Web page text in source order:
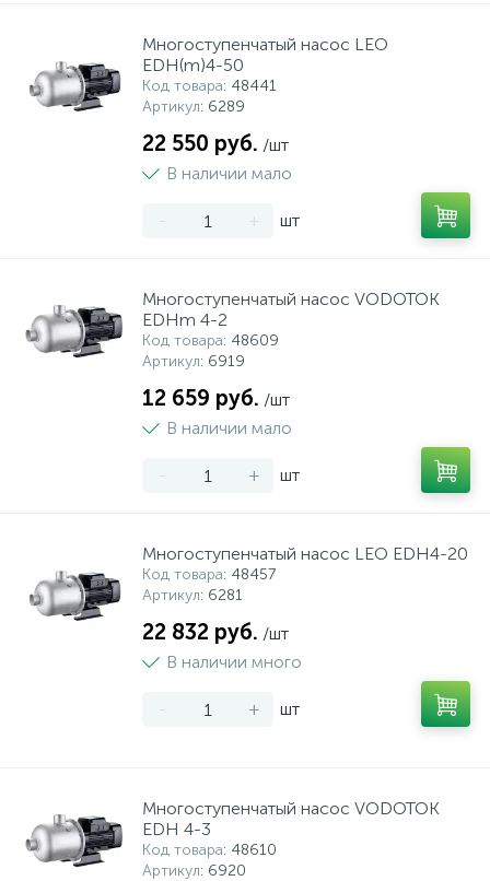
Многоступенчатый насос LEO
EDH(m)4-50
Код товара: 48441
Артикул: 6289
22 550 руб. /шт
В наличии мало
- + шт
Многоступенчатый насос VODOTOK
EDHm 4-2
Код товара: 48609
Артикул: 6919
12 659 руб. /шт
В наличии мало
- + шт
Многоступенчатый насос LEO EDH4-20
Код товара: 48457
Артикул: 6281
22 832 руб. /шт
В наличии много
- + шт
Многоступенчатый насос VODOTOK
EDH 4-3
Код товара: 48610
Артикул: 6920